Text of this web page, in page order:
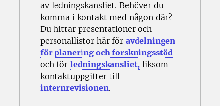
av ledningskansliet. Behöver du
komma i kontakt med någon där?
Du hittar presentationer och
personallistor här för avdelningen
för planering och forskningsstöd
och för ledningskansliet, liksom
kontaktuppgifter till
internrevisionen.